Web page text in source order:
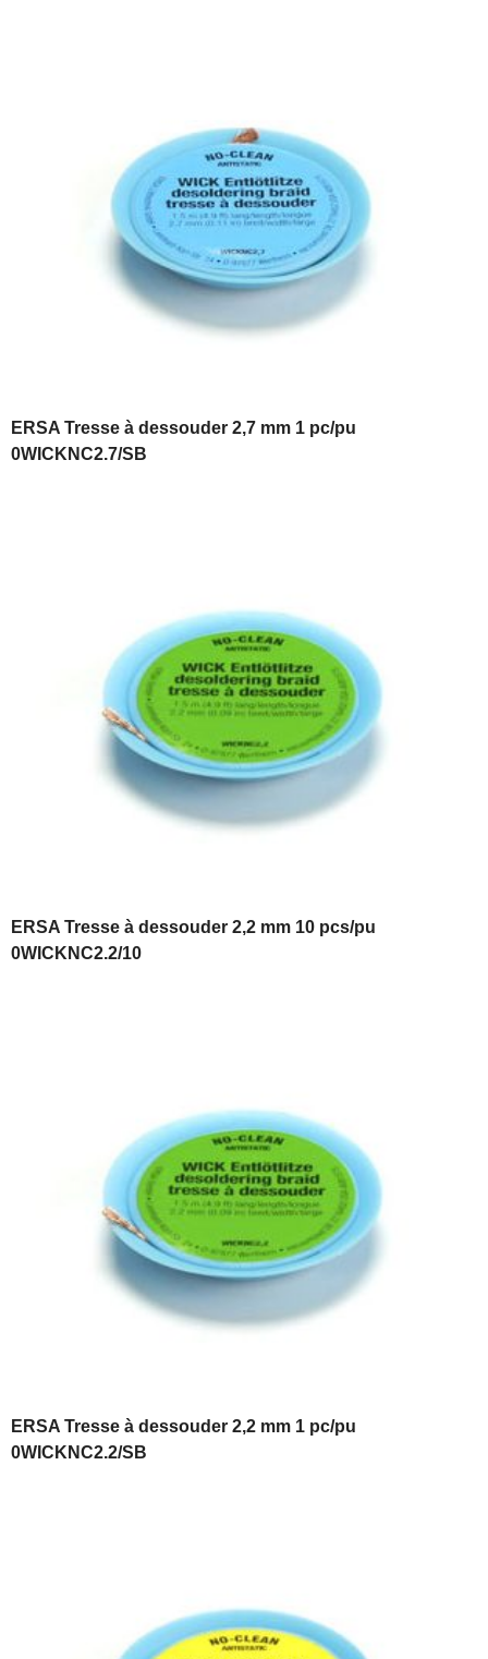
ERSA Tresse à dessouder 2,7 mm 1 pc/pu
0WICKNC2.7/SB
ERSA Tresse à dessouder 2,2 mm 10 pcs/pu
0WICKNC2.2/10
ERSA Tresse à dessouder 2,2 mm 1 pc/pu
0WICKNC2.2/SB